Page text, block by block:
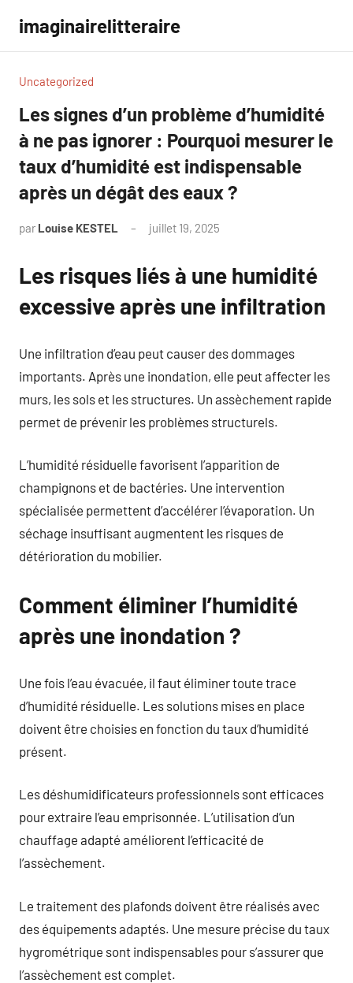
contenu
imaginairelitteraire
Uncategorized
Les signes d’un problème d’humidité
à ne pas ignorer : Pourquoi mesurer le
taux d’humidité est indispensable
après un dégât des eaux ?
par Louise KESTEL juillet 19, 2025
Les risques liés à une humidité
excessive après une infiltration
Une infiltration d’eau peut causer des dommages
importants. Après une inondation, elle peut affecter les
murs, les sols et les structures. Un assèchement rapide
permet de prévenir les problèmes structurels.
L’humidité résiduelle favorisent l’apparition de
champignons et de bactéries. Une intervention
spécialisée permettent d’accélérer l’évaporation. Un
séchage insuffisant augmentent les risques de
détérioration du mobilier.
Comment éliminer l’humidité
après une inondation ?
Une fois l’eau évacuée, il faut éliminer toute trace
d’humidité résiduelle. Les solutions mises en place
doivent être choisies en fonction du taux d’humidité
présent.
Les déshumidificateurs professionnels sont efficaces
pour extraire l’eau emprisonnée. L’utilisation d’un
chauffage adapté améliorent l’efficacité de
l’assèchement.
Le traitement des plafonds doivent être réalisés avec
des équipements adaptés. Une mesure précise du taux
hygrométrique sont indispensables pour s’assurer que
l’assèchement est complet.